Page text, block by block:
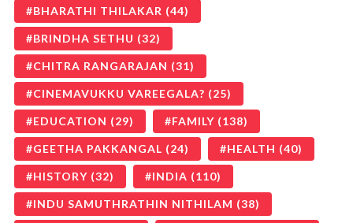
BHARATHI THILAKAR (44)
BRINDHA SETHU (32)
CHITRA RANGARAJAN (31)
CINEMAVUKKU VAREEGALA? (25)
EDUCATION (29) FAMILY (138)
GEETHA PAKKANGAL (24) HEALTH (40)
HISTORY (32) INDIA (110)
INDU SAMUTHRATHIN NITHILAM (38)